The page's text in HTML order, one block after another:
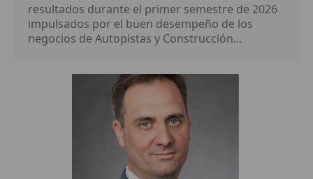
resultados durante el primer semestre de 2026
impulsados por el buen desempeño de los
negocios de Autopistas y Construcción...